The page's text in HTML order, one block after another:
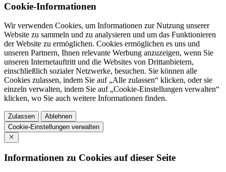
Cookie-Informationen
Wir verwenden Cookies, um Informationen zur Nutzung unserer
Website zu sammeln und zu analysieren und um das Funktionieren
der Website zu ermöglichen. Cookies ermöglichen es uns und
unseren Partnern, Ihnen relevante Werbung anzuzeigen, wenn Sie
unseren Internetauftritt und die Websites von Drittanbietern,
einschließlich sozialer Netzwerke, besuchen. Sie können alle
Cookies zulassen, indem Sie auf „Alle zulassen“ klicken, oder sie
einzeln verwalten, indem Sie auf „Cookie-Einstellungen verwalten“
klicken, wo Sie auch weitere Informationen finden.
Zulassen
Ablehnen
Cookie-Einstellungen verwalten
Informationen zu Cookies auf dieser Seite